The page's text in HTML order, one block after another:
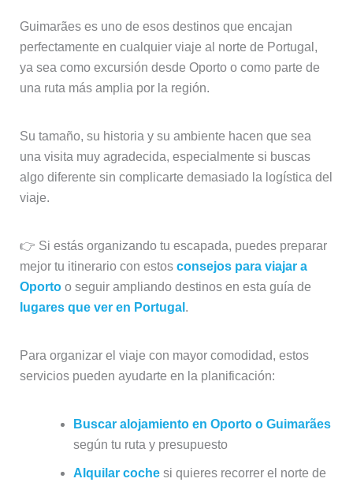
Guimarães es uno de esos destinos que encajan
perfectamente en cualquier viaje al norte de Portugal,
ya sea como excursión desde Oporto o como parte de
una ruta más amplia por la región.
Su tamaño, su historia y su ambiente hacen que sea
una visita muy agradecida, especialmente si buscas
algo diferente sin complicarte demasiado la logística del
viaje.
👉 Si estás organizando tu escapada, puedes preparar
mejor tu itinerario con estos consejos para viajar a
Oportoo seguir ampliando destinos en esta guía de
lugares que ver en Portugal .
Para organizar el viaje con mayor comodidad, estos
servicios pueden ayudarte en la planificación:
Buscar alojamiento en Oporto o Guimarães
según tu ruta y presupuesto
Alquilar cochesi quieres recorrer el norte de